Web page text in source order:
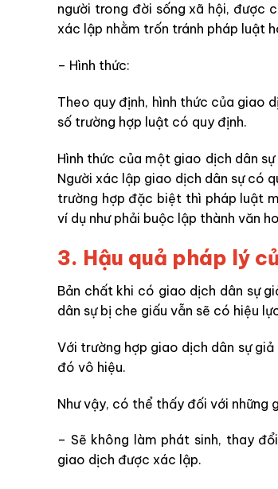
người trong đời sống xã hội, được
xác lập nhằm trốn tránh pháp luật
– Hình thức:
Theo quy định, hình thức của giao
số trường hợp luật có quy định.
Hình thức của một giao dịch dân
Người xác lập giao dịch dân sự có
trường hợp đặc biệt thì pháp luật
ví dụ như phải buộc lập thành văn
3. Hậu quả pháp lý
Bản chất khi có giao dịch dân sự
dân sự bị che giấu vẫn sẽ có hiệu
Với trường hợp giao dịch dân sự
đó vô hiệu.
Như vậy, có thể thấy đối với những
– Sẽ không làm phát sinh, thay
giao dịch được xác lập.